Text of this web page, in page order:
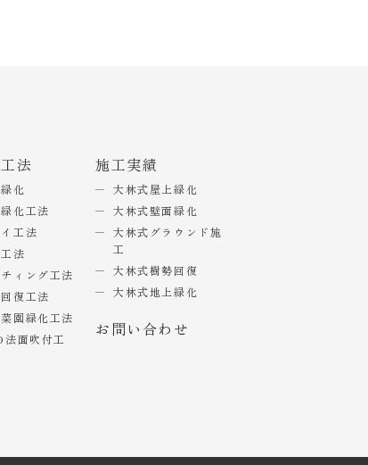
法
化
化工法
工法
法
ィング工法
復工法
園緑化工法
面吹付工
施工実績
大林式屋上緑化
大林式壁面緑化
大林式グラウンド施
工
大林式樹勢回復
大林式地上緑化
お問い合わせ